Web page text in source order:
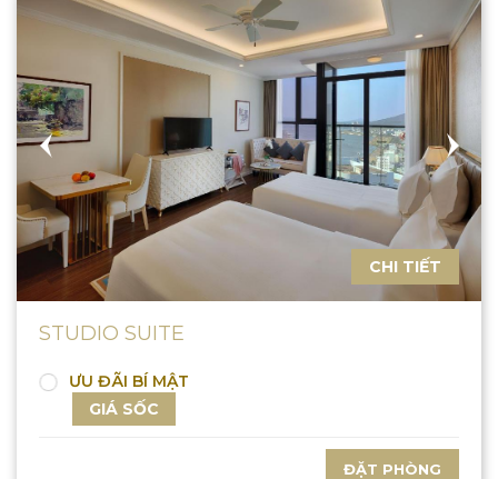
CHI TIẾT
STUDIO SUITE
ƯU ĐÃI BÍ MẬT
GIÁ SỐC
ĐẶT PHÒNG